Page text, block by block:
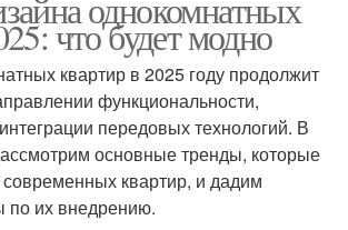
что будет модно
квартир в 2025 году продолжит
функциональности,
передовых технологий. В
основные тренды, которые
квартир, и дадим
по их внедрению.